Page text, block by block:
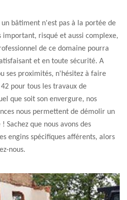
bâtiment n'est pas à la portée de
risqué et aussi complexe,
de ce domaine pourra
et en toute sécurité. A
ses proximités, n'hésitez à faire
pour tous les travaux de
que soit son envergure, nos
nous permettent de démolir un
Sachez que nous avons des
engins spécifiques afférents, alors
nous.